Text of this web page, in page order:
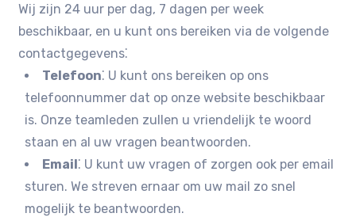
Wij zijn 24 uur per dag, 7 dagen per week
beschikbaar, en u kunt ons bereiken via de volgende
contactgegevens⁚
Telefoon⁚ U kunt ons bereiken op ons
telefoonnummer dat op onze website beschikbaar
is.​ Onze teamleden zullen u vriendelijk te woord
staan en al uw vragen beantwoorden.​
Email⁚ U kunt uw vragen of zorgen ook per email
sturen.​ We streven ernaar om uw mail zo snel
mogelijk te beantwoorden.​